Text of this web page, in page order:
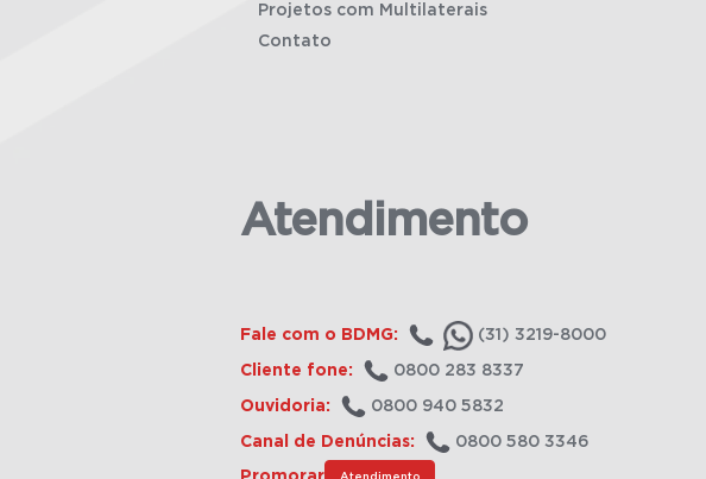
Projetos com Multilaterais
Contato
Atendimento
Fale com o BDMG: (31) 3219-8000
Cliente fone: 0800 283 8337
Ouvidoria: 0800 940 5832
Canal de Denúncias: 0800 580 3346
Atendimento